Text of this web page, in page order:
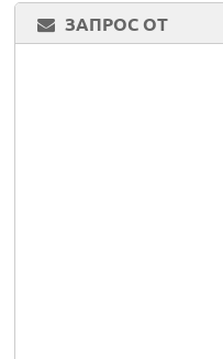
ЗАПРОС ОТ